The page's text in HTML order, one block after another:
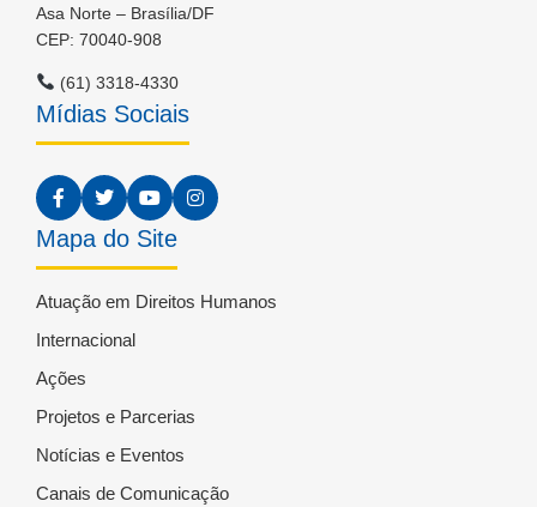
Asa Norte – Brasília/DF
CEP: 70040-908
(61) 3318-4330
Mídias Sociais
Mapa do Site
Atuação em Direitos Humanos
Internacional
Ações
Projetos e Parcerias
Notícias e Eventos
Canais de Comunicação